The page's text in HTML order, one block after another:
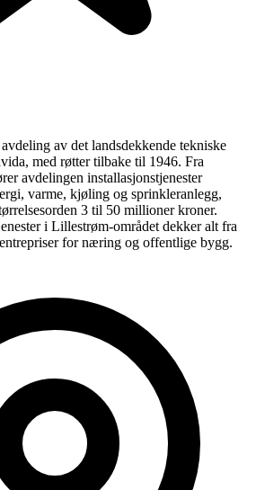
av det landsdekkende tekniske
med røtter tilbake til 1946. Fra
avdelingen installasjonstjenester
varme, kjøling og sprinkleranlegg,
3 til 50 millioner kroner.
i Lillestrøm-området dekker alt fra
for næring og offentlige bygg.